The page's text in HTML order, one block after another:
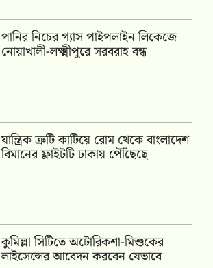
পানির নিচের গ্যাস পাইপলাইন লিকেজে
নোয়াখালী-লক্ষ্মীপুরে সরবরাহ বন্ধ
যান্ত্রিক ত্রুটি কাটিয়ে রোম থেকে বাংলাদেশ
বিমানের ফ্লাইটটি ঢাকায় পৌঁছেছে
কুমিল্লা সিটিতে অটোরিকশা-মিশুকের
লাইসেন্সের আবেদন করবেন যেভাবে